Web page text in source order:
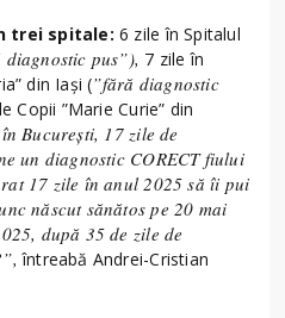
trei spitale: 6 zile în Spitalul
pus”), 7 zile în
din Iași (”fără diagnostic
Copii ”Marie Curie” din
București, 17 zile de
un diagnostic CORECT fiului
17 zile în anul 2025 să îi pui
născut sănătos pe 20 mai
după 35 de zile de
întreabă Andrei-Cristian